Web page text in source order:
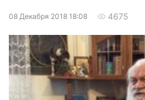
08 Декабря 2018 18:08 4675